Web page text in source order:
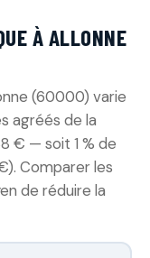
À ALLONNE
(60000) varie
agréés de la
€ — soit 1 % de
Comparer les
de réduire la